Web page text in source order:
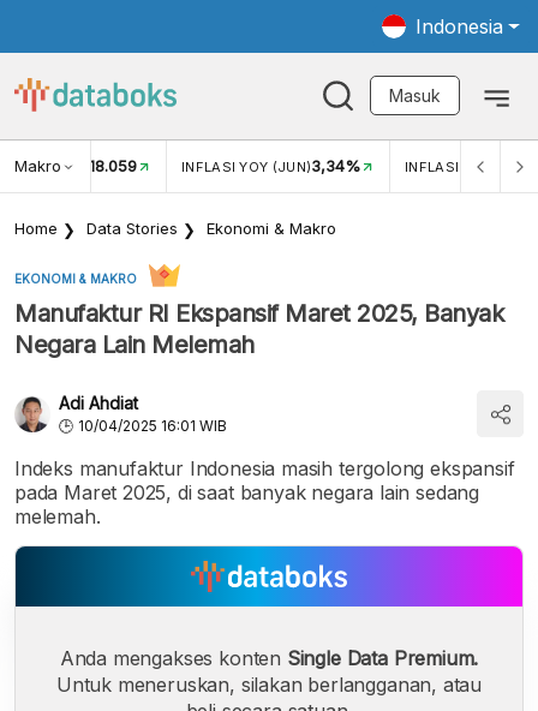
Indonesia
Masuk
Makro
USD/IDR 18.059 INFLASI YOY (JUN)3,34% INFLASI MOM
Home Data Stories Ekonomi & Makro
EKONOMI & MAKRO
Manufaktur RI Ekspansif Maret 2025, Banyak
Negara Lain Melemah
Adi Ahdiat
10/04/2025 16:01 WIB
Indeks manufaktur Indonesia masih tergolong ekspansif
pada Maret 2025, di saat banyak negara lain sedang
melemah.
Anda mengakses konten Single Data Premium.
Untuk meneruskan, silakan berlangganan, atau